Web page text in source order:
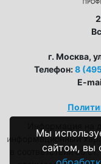
г. Москва,
Телефон:8
E-
информационный
в соответствии со
Мы
сайтом, вы